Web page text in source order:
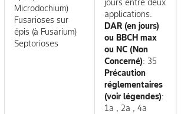
Microdochium)
Fusarioses sur
épis (à Fusarium)
Septorioses
jours entre deux
applications.
DAR (en jours)
ou BBCH max
ou NC (Non
Concerné): 35
Précaution
réglementaires
(voir légendes):
1a , 2a , 4a